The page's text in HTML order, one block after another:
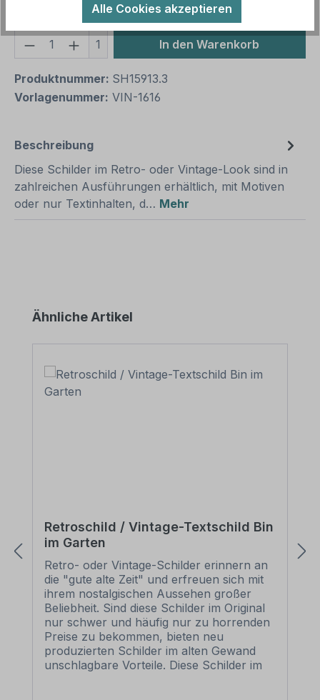
Produkt Anzahl: Gib den gewünschten
1 In den Warenkorb
Produktnummer: SH15913.3
Vorlagenummer: VIN-1616
Beschreibung
Diese Schilder im Retro- oder Vintage-Look sind in
zahlreichen Ausführungen erhältlich, mit Motiven
oder nur Textinhalten, d… Mehr
Produktgalerie überspringen
Ähnliche Artikel
Retroschild / Vintage-Textschild Bin
im Garten
Retro- oder Vintage-Schilder erinnern an
die "gute alte Zeit" und erfreuen sich mit
ihrem nostalgischen Aussehen großer
Beliebheit. Sind diese Schilder im Original
nur schwer und häufig nur zu horrenden
Preise zu bekommen, bieten neu
produzierten Schilder im alten Gewand
unschlagbare Vorteile. Diese Schilder im
Alle Cookies akzeptieren